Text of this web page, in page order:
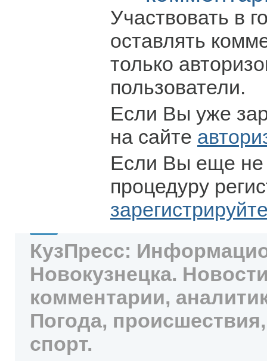
Участвовать в
оставлять
только
пользователи.
Если Вы уже
на сайте
Если Вы еще не
процедуру
КузПресс:
Новокузнецка.
комментарии,
Погода,
спорт.